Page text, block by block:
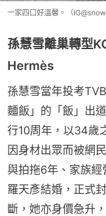
一家四口好溫馨。（
孫慧雪離巢轉型
Hermès
孫慧雪當年投考
麵飯」的「飯」出
行10周年，以34歲
因身材出眾而被網
與拍拖6年、家族
羅天彥結婚，正式
斷，她亦身價急升